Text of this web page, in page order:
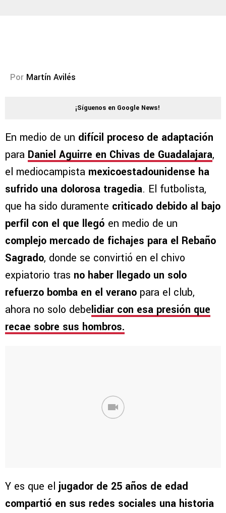
Por Martín Avilés
¡Síguenos en Google News!
En medio de un difícil proceso de adaptación
para Daniel Aguirre en Chivas de Guadalajara,
el mediocampista mexicoestadounidense ha
sufrido una dolorosa tragedia. El futbolista,
que ha sido duramente criticado debido al bajo
perfil con el que llegó en medio de un
complejo mercado de fichajes para el Rebaño
Sagrado, donde se convirtió en el chivo
expiatorio tras no haber llegado un solo
refuerzo bomba en el verano para el club,
ahora no solo debelidiar con esa presión que
recae sobre sus hombros.
Y es que el jugador de 25 años de edad
compartió en sus redes sociales una historia